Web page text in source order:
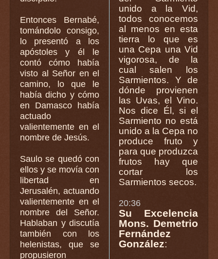
Entonces Bernabé,
tomándolo consigo,
lo presentó a los
apóstoles y él le
contó cómo había
visto al Señor en el
camino, lo que le
había dicho y cómo
en Damasco había
actuado
valientemente en el
nombre de Jesús.
Saulo se quedó con
ellos y se movía con
libertad en
Jerusalén, actuando
valientemente en el
nombre del Señor.
Hablaban y discutía
también con los
helenistas, que se
propusieron
unido a la Vid,
todos conocemos
al menos en esta
tierra lo que es
una Cepa una Vid
vigorosa, de la
cual salen los
Sarmientos. Y de
dónde provienen
las Uvas, el Vino.
Nos dice Él, si el
Sarmiento no está
unido a la Cepa no
produce fruto y
para que produzca
frutos hay que
cortar los
Sarmientos secos.
20:36
Su Excelencia
Mons. Demetrio
Fernández
González: